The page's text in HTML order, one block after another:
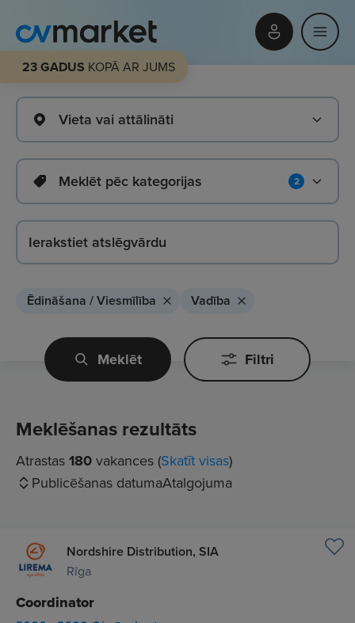
23 GADUS KOPĀ AR JUMS
Vieta vai attālināti
Meklēt pēc kategorijas 2
Ēdināšana / Viesmīlība Vadība
Meklēt Filtri
Meklēšanas rezultāts
Atrastas 180 vakances (Skatīt visas)
Publicēšanas datumaAtalgojuma
Nordshire Distribution, SIA
Rīga
Coordinator